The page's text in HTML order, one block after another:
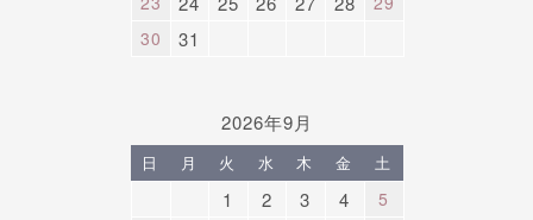
30
31
2026年9月
日 月 火 水 木 金 土
1 2 3 4
5